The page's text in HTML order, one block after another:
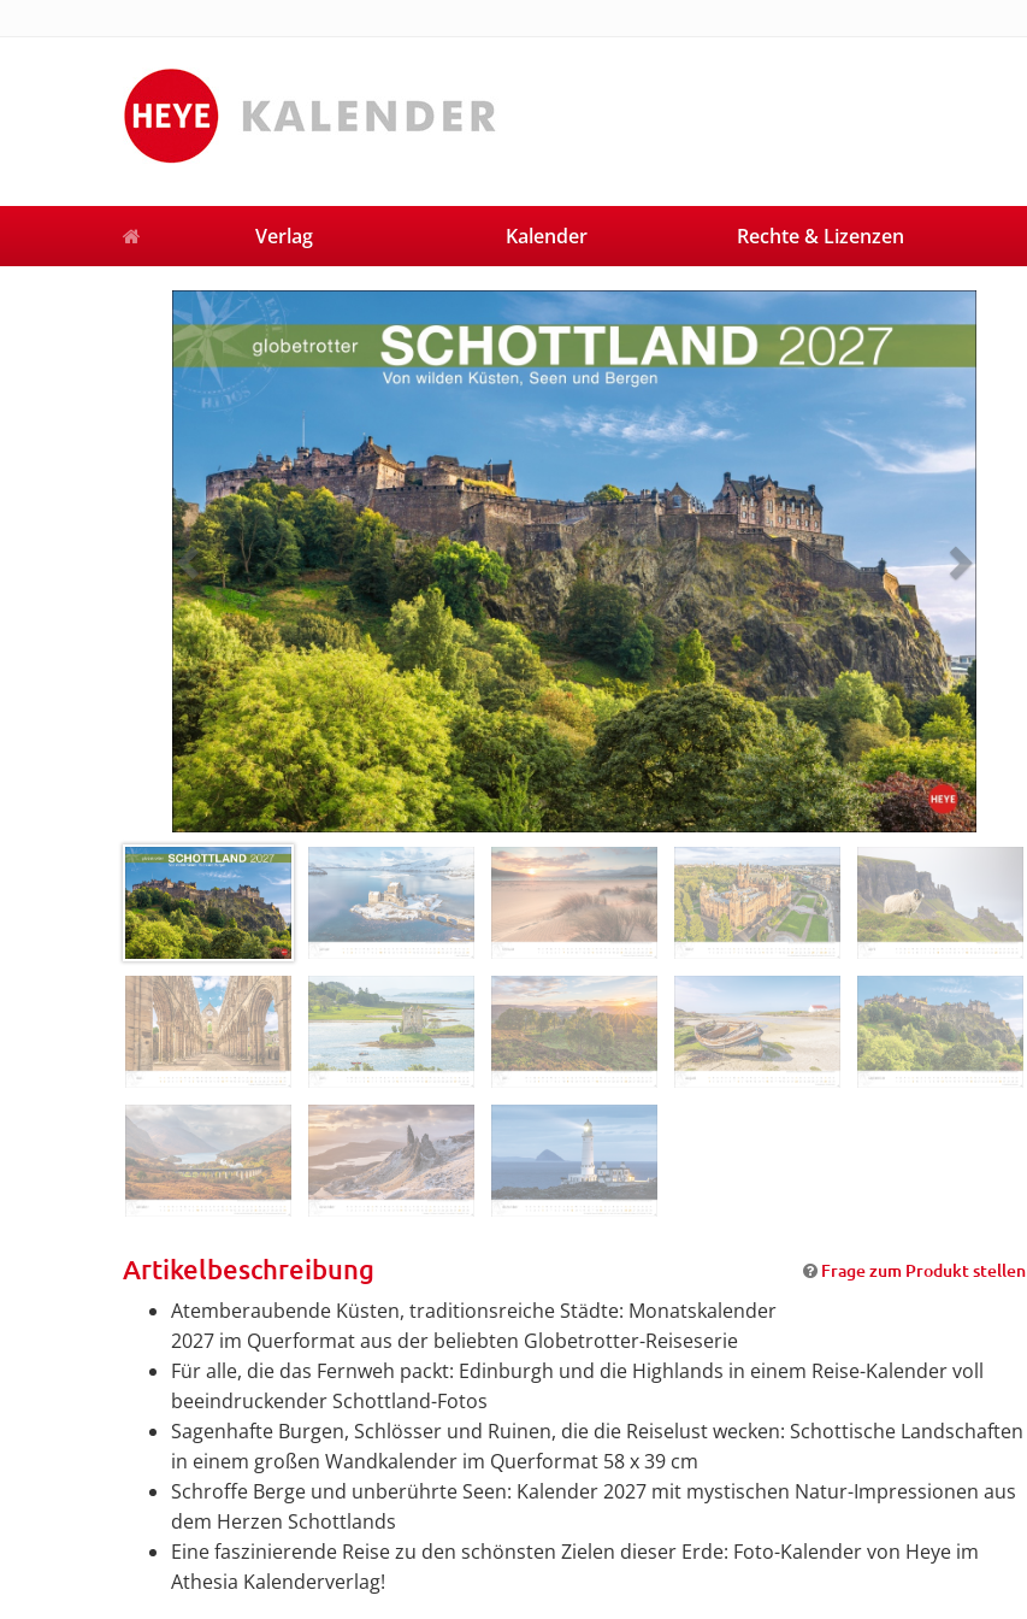
Verlag Kalender Rechte & Lizenzen
Previous
Artikelbeschreibung Frage zum Produkt stellen
Atemberaubende Küsten, traditionsreiche Städte: Monatskalender
2027 im Querformat aus der beliebten Globetrotter-Reiseserie
Für alle, die das Fernweh packt: Edinburgh und die Highlands in einem Reise-Kalender voll
beeindruckender Schottland-Fotos
Sagenhafte Burgen, Schlösser und Ruinen, die die Reiselust wecken: Schottische Landschaften
in einem großen Wandkalender im Querformat 58 x 39 cm
Schroffe Berge und unberührte Seen: Kalender 2027 mit mystischen Natur-Impressionen aus
dem Herzen Schottlands
Eine faszinierende Reise zu den schönsten Zielen dieser Erde: Foto-Kalender von Heye im
Athesia Kalenderverlag!